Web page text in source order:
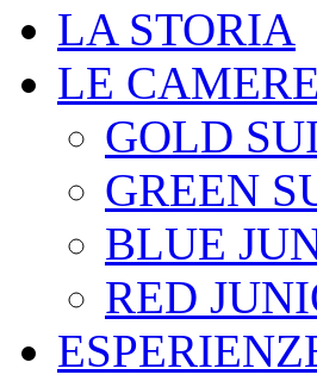
LA STORIA
LE CAMERE
GOLD
GREEN
BLUE
RED